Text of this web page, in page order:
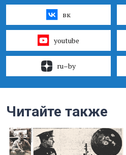
вк
youtube
ru–by
Читайте также